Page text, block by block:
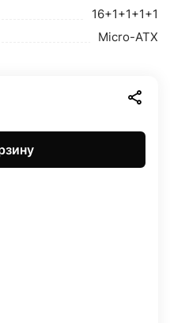
16+1+1+1+1
Micro-ATX